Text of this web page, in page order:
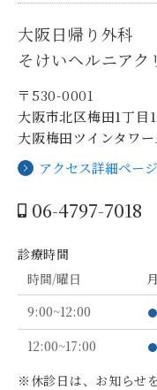
大阪日帰り外科
そけいヘルニアク
〒530-0001
大阪市北区梅田1丁目
大阪梅田ツインタワ
アクセス詳細ペー
06-4797-7018
診療時間
時間/曜日
月
9:00~12:00
12:00~17:00
※休診日は、お知らせ